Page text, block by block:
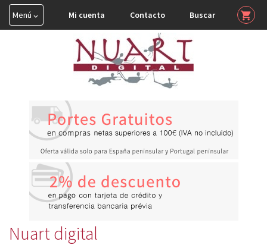
Menú  Mi cuenta Contacto shopping_cart
Buscar
PERFILES ICC
Nuart digital